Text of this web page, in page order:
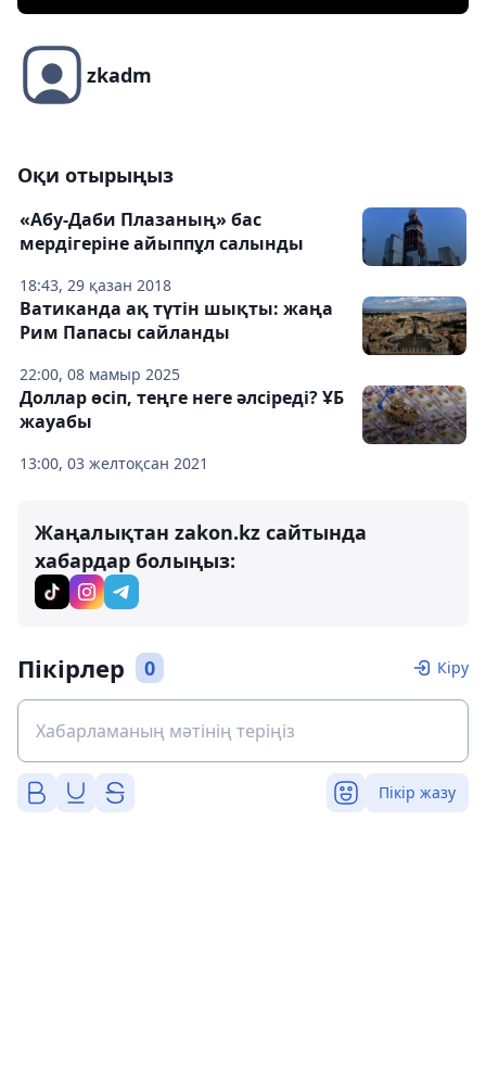
zkadm
Оқи отырыңыз
18:43, 29 қазан 2018
«Абу-Даби Плазаның» бас
мердігеріне айыппұл салынды
22:00, 08 мамыр 2025
Ватиканда ақ түтін шықты: жаңа
Рим Папасы сайланды
13:00, 03 желтоқсан 2021
Доллар өсіп, теңге неге әлсіреді? ҰБ
жауабы
Жаңалықтан zakon.kz сайтында
хабардар болыңыз:
Пікірлер 0 Кіру
Пікір жазу